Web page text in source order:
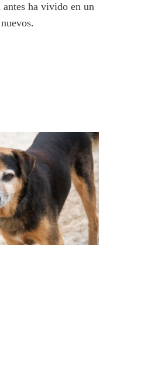
antes ha vivido en un